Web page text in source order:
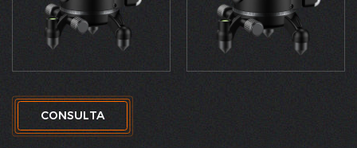
CONSULTA